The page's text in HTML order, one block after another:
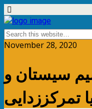
November 28, 2020
سیستان و
تمرکز‌زدایی